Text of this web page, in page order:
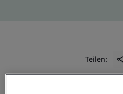
Teilen: